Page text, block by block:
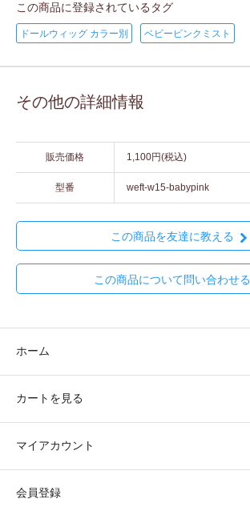
この商品に登録されているタグ
ドールウィッグ カラー別 ベビーピンクミスト
その他の詳細情報
販売価格 1,100円(税込)
型番 weft-w15-babypink
この商品を友達に教える
この商品について問い合わせる
ホーム
カートを見る
マイアカウント
会員登録